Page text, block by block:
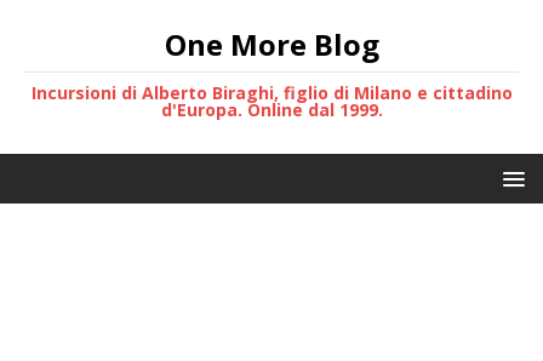
One More Blog
Incursioni di Alberto Biraghi, figlio di Milano e cittadino
d'Europa. Online dal 1999.